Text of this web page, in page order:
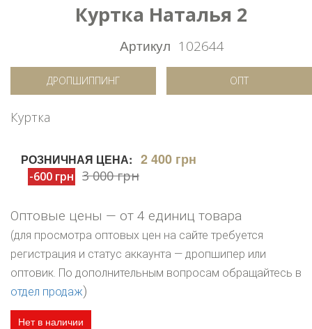
Куртка Наталья 2
Артикул 102644
ДРОПШИППИНГ ОПТ
Куртка
РОЗНИЧНАЯ ЦЕНА: 2 400 грн
-600 грн 3 000 грн
Оптовые цены — от 4 единиц товара
(для просмотра оптовых цен на сайте требуется
регистрация и статус аккаунта — дропшипер или
оптовик. По дополнительным вопросам обращайтесь в
отдел продаж)
Нет в наличии